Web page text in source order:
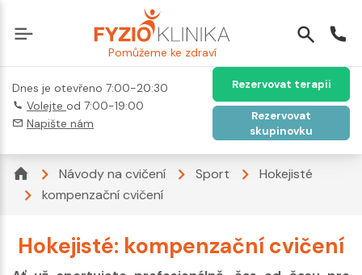
Pomůžeme ke zdraví
Dnes je otevřeno 7:00-20:30
Volejte od 7:00-19:00
Napište nám
Rezervovat terapii
Rezervovat
skupinovku
Návody na cvičení Sport
Hokejisté
kompenzační cvičení
Hokejisté: kompenzační cvičení